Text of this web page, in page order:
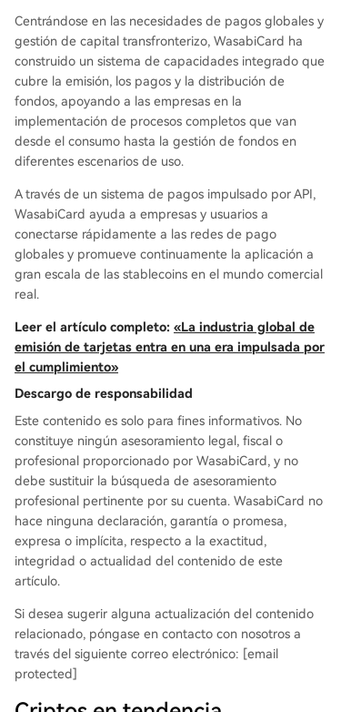
Centrándose en las necesidades de pagos globales y
gestión de capital transfronterizo, WasabiCard ha
construido un sistema de capacidades integrado que
cubre la emisión, los pagos y la distribución de
fondos, apoyando a las empresas en la
implementación de procesos completos que van
desde el consumo hasta la gestión de fondos en
diferentes escenarios de uso.
A través de un sistema de pagos impulsado por API,
WasabiCard ayuda a empresas y usuarios a
conectarse rápidamente a las redes de pago
globales y promueve continuamente la aplicación a
gran escala de las stablecoins en el mundo comercial
real.
Leer el artículo completo: «La industria global de
emisión de tarjetas entra en una era impulsada por
el cumplimiento»
Descargo de responsabilidad
Este contenido es solo para fines informativos. No
constituye ningún asesoramiento legal, fiscal o
profesional proporcionado por WasabiCard, y no
debe sustituir la búsqueda de asesoramiento
profesional pertinente por su cuenta. WasabiCard no
hace ninguna declaración, garantía o promesa,
expresa o implícita, respecto a la exactitud,
integridad o actualidad del contenido de este
artículo.
Si desea sugerir alguna actualización del contenido
relacionado, póngase en contacto con nosotros a
través del siguiente correo electrónico: [email
protected]